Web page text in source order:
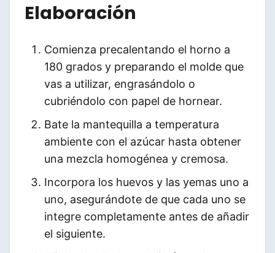
Elaboración
Comienza precalentando el horno a
180 grados y preparando el molde que
vas a utilizar, engrasándolo o
cubriéndolo con papel de hornear.
Bate la mantequilla a temperatura
ambiente con el azúcar hasta obtener
una mezcla homogénea y cremosa.
Incorpora los huevos y las yemas uno a
uno, asegurándote de que cada uno se
integre completamente antes de añadir
el siguiente.